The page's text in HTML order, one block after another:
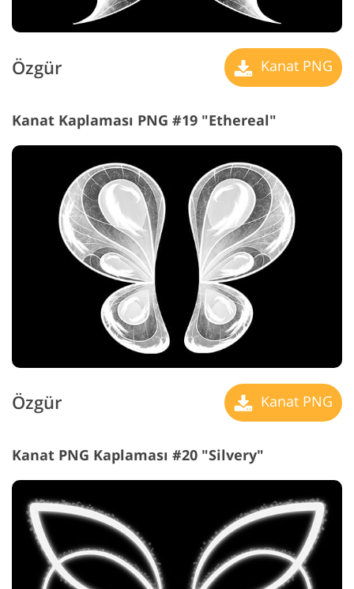
Özgür Kanat PNG
Kanat Kaplaması PNG #19 "Ethereal"
Özgür Kanat PNG
Kanat PNG Kaplaması #20 "Silvery"